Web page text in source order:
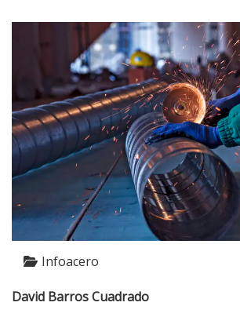
Infoacero
David Barros Cuadrado